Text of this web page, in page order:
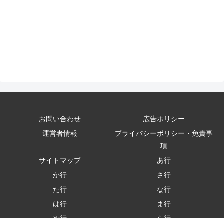
お問い合わせ
広告ポリシー
運営者情報
プライバシーポリシー・免責事
項
サイトマップ
あ行
か行
さ行
た行
な行
は行
ま行